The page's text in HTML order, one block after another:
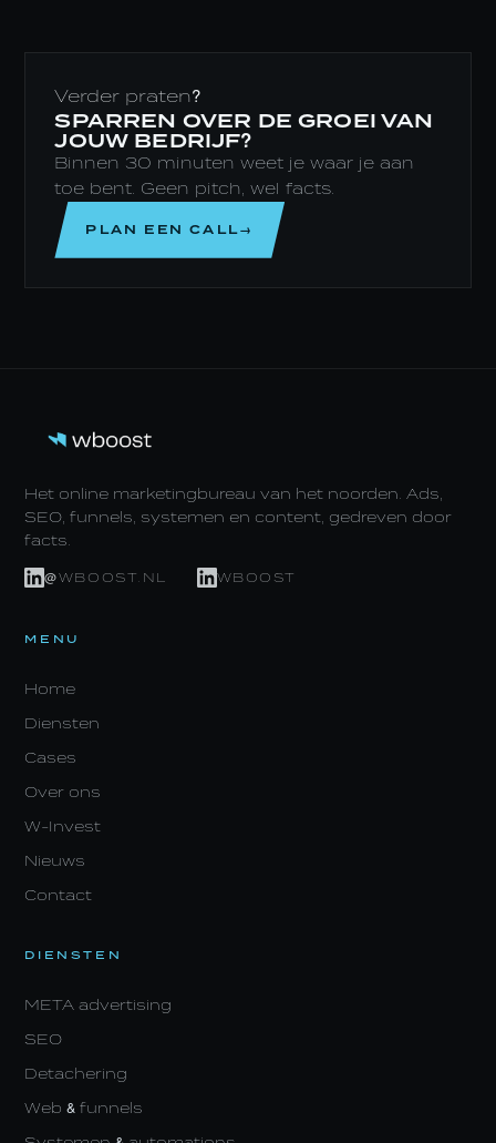
Verder praten?
SPARREN OVER DE GROEI VAN
JOUW BEDRIJF?
Binnen 30 minuten weet je waar je aan
toe bent. Geen pitch, wel facts.
PLAN EEN CALL→
Het online marketingbureau van het noorden. Ads,
SEO, funnels, systemen en content, gedreven door
facts.
@WBOOST.NL WBOOST
MENU
Home
Diensten
Cases
Over ons
W-Invest
Nieuws
Contact
DIENSTEN
META advertising
SEO
Detachering
Web & funnels